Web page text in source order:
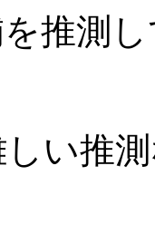
推測
い推